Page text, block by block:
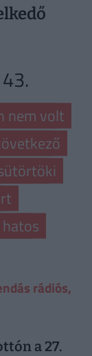
nem volt
rádiós,
a 27.